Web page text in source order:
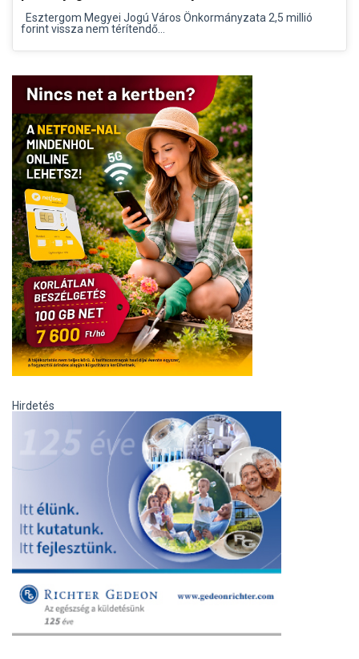
Esztergom Megyei Jogú Város Önkormányzata 2,5 millió
forint vissza nem térítendő...
Hirdetés